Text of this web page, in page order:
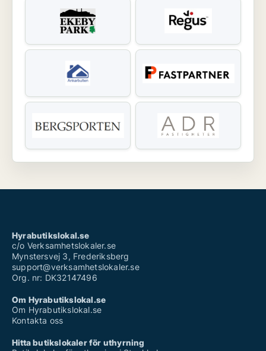
Hyrabutikslokal.se
c/o Verksamhetslokaler.se
Mynstersvej 3, Frederiksberg
support@verksamhetslokaler.se
Org. nr: DK32147496
Om Hyrabutikslokal.se
Om Hyrabutikslokal.se
Kontakta oss
Hitta butikslokaler för uthyrning